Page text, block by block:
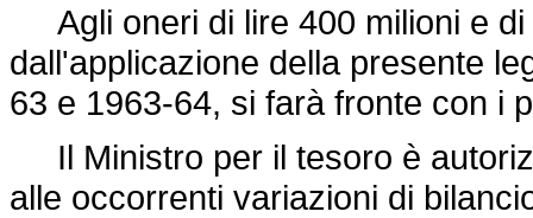
Agli oneri di lire 400 milioni e di
dall'applicazione della presente
63 e 1963-64, si farà fronte con i
Il Ministro per il tesoro è
alle occorrenti variazioni di